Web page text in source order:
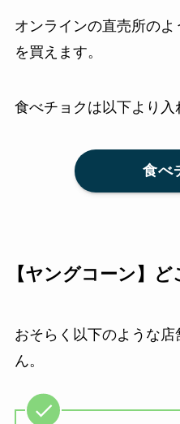
オンラインの直売所の
を買えます。
食べチョクは以下より入
食べ
【ヤングコーン】
おそらく以下のような
ん。